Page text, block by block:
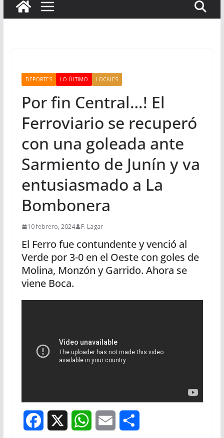
DEPORTES LO ÚLTIMO LOCALES
Por fin Central…! El
Ferroviario se recuperó
con una goleada ante
Sarmiento de Junín y va
entusiasmado a La
Bombonera
10 febrero, 2024 F. Lagar
El Ferro fue contundente y venció al
Verde por 3-0 en el Oeste con goles de
Molina, Monzón y Garrido. Ahora se
viene Boca.
W